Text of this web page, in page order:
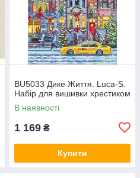
BU5033 Дике Життя. Luca-S.
Набір для вишивки хрестиком
В наявності
1 169 ₴
Купити